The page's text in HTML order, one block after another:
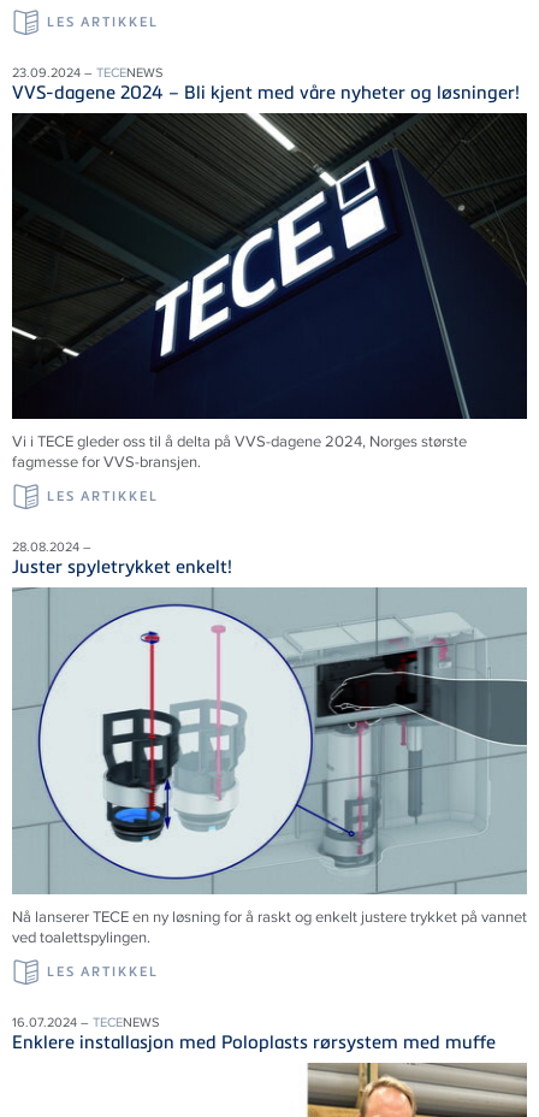
LES ARTIKKEL
23.09.2024 – TECENEWS
VVS-dagene 2024 – Bli kjent med våre nyheter og løsninger!
Vi i TECEgleder oss til å delta på VVS-dagene 2024, Norges største
fagmesse for VVS-bransjen.
LES ARTIKKEL
28.08.2024 –
Juster spyletrykket enkelt!
Nå lansererTECEen ny løsning for å raskt og enkelt justere trykket på vannet
ved toalettspylingen.
LES ARTIKKEL
16.07.2024 – TECENEWS
Enklere installasjon med Poloplasts rørsystem med muffe